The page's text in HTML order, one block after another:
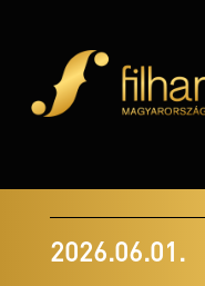
2026.06.01.